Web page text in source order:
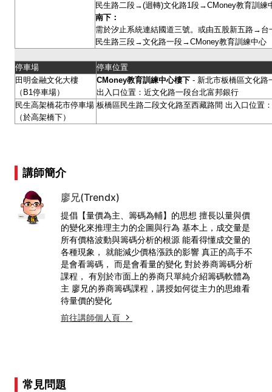
民生路二段→(迴轉)文化路1段→CMoney教育訓練
南下：
需於汐止系統連結國道三號。或由五股新五路
民生路三段→文化路一段→CMoney教育訓練中心
停車場
停車位置
田明金融文化大樓
（B1停車場）
CMoney教育訓練中心樓下 - 新北市板橋區文化路
出入口位置：近文化路一段台北富邦銀行
民生高架橋花市停車場
（於高架橋下）
板橋區民生路二段文化路至西藏路間 出入口位置
講師簡介
廖兄(Trendx)
提倡【量價為主、籌碼為輔】的思想 擅長以量與價
的變化來推理主力的企圖與行為 基本上，成交量是
所有價格波動與籌碼分析的根源 能看得懂成交量的
各種現象， 就能減少價格漲跌的影響 真正的高手不
是會看籌碼， 而是會看量的變化 對於券商籌碼分析
課程， 有別於市面上的券商只單純介紹籌碼軟體為
主 廖兄的券商籌碼課程，講授如何從主力的思維看
待量價的變化
前往講師個人頁
常見問題